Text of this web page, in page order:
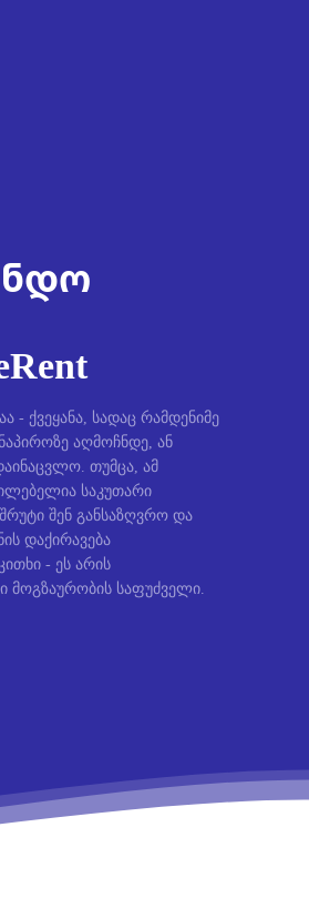
ქვეყანა, სადაც რამდენიმე
აღმოჩნდე, ან
თუმცა, ამ
საკუთარი
შენ განსაზღვრო და
დაქირავება
- ეს არის
საფუძველი.